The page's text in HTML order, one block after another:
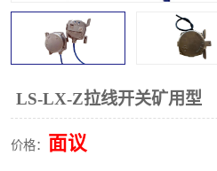
LS-LX-Z拉线开关矿用型
价格： 面议
撕裂开关
限位开关
速度传感器